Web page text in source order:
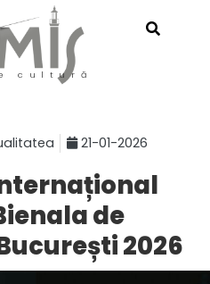
cultură
21-01-2026
de
2026